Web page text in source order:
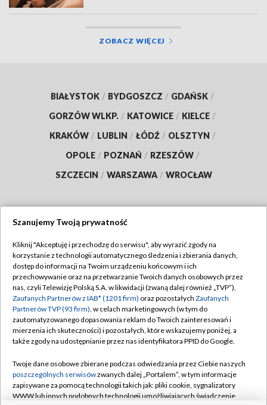
ZOBACZ WIĘCEJ
BIAŁYSTOK / BYDGOSZCZ / GDAŃSK /
GORZÓW WLKP. / KATOWICE / KIELCE /
KRAKÓW / LUBLIN / ŁÓDŹ / OLSZTYN /
OPOLE / POZNAŃ / RZESZÓW /
SZCZECIN / WARSZAWA / WROCŁAW
TVP
Abonament TVP
Emisja w TVP
Centrum informacji TVP
Naziemna Telewizja Cyfrowa
Rada Programowa
System NOS
Regulamin TVP
Polityka prywatności
Moje zgody
Pomoc
Kontakt
Szanujemy Twoją prywatność
Kliknij "Akceptuję i przechodzę do serwisu", aby wyrazić zgody na
korzystanie z technologii automatycznego śledzenia i zbierania danych,
dostęp do informacji na Twoim urządzeniu końcowym i ich
przechowywanie oraz na przetwarzanie Twoich danych osobowych przez
nas, czyli Telewizję Polską S.A. w likwidacji (zwaną dalej również „TVP”),
Zaufanych Partnerów z IAB* (1201 firm) oraz pozostałych Zaufanych
Partnerów TVP (93 firm), w celach marketingowych (w tym do
zautomatyzowanego dopasowania reklam do Twoich zainteresowań i
mierzenia ich skuteczności) i pozostałych, które wskazujemy poniżej, a
także zgody na udostępnianie przez nas identyfikatora PPID do Google.
Twoje dane osobowe zbierane podczas odwiedzania przez Ciebie naszych
poszczególnych serwisówzwanych dalej „Portalem”, w tym informacje
zapisywane za pomocą technologii takich jak: pliki cookie, sygnalizatory
WWW lub innych podobnych technologii umożliwiających świadczenie